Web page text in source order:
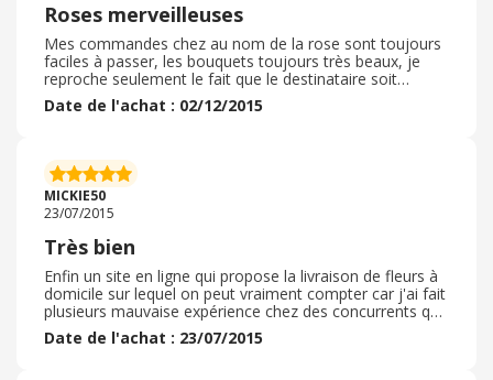
Roses merveilleuses
Mes commandes chez au nom de la rose sont toujours
faciles à passer, les bouquets toujours très beaux, je
reproche seulement le fait que le destinataire soit
prévenu la veille de la livraison ( plus de surprise) et que
les livreurs ne soient pas toujours dans les temps
Date de l'achat : 02/12/2015
MICKIE50
23/07/2015
Très bien
Enfin un site en ligne qui propose la livraison de fleurs à
domicile sur lequel on peut vraiment compter car j'ai fait
plusieurs mauvaise expérience chez des concurrents que
je ne nommerai pas qui ont livré les fleurs après le
mariage de nos amis. Donc vous pouvez commander en
Date de l'achat : 23/07/2015